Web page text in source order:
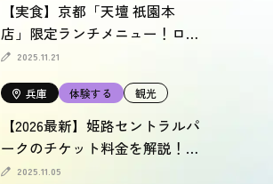
【実食】京都「天壇 祇園本
店」限定ランチメニュー！ロイ
ヤルフロアも徹底レポート
2025.11.21
兵庫 体験する 観光
【2026最新】姫路セントラルパ
ークのチケット料金を解説！割
引情報も
2025.11.05